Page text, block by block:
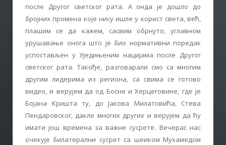
после Другог светског рата. А онда је дошло до
бројних промена које нису ишле у корист света, већ,
плашим се да кажем, сасвим обрнуто, углавном
урушавање онога што је био нормативни поредак
успостављен у Уједињеним нацијама после Другог
светског рата. Такође, разговарали смо са многим
другим лидерима из региона, са свима се готово
видео, и верујем да од Босне и Херцеговине, где је
Бојана Кришта ту, до Јакова Милатовића, Стева
Пендаровског, дакле многих других и верујем да ћу
имати још времена за важне сусрете. Вечерас нас
очекује билатерални сусрет са шеиком Мухамедом